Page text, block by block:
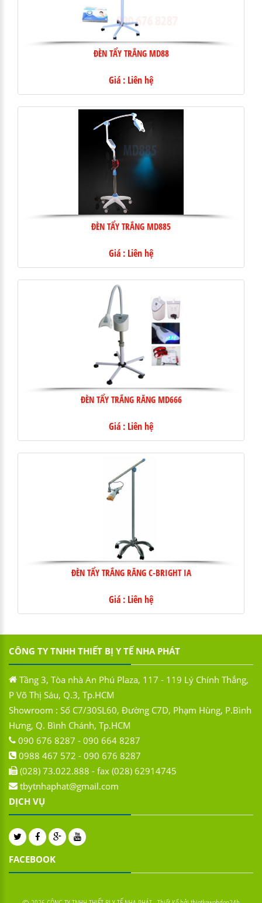
ĐÈN TẨY TRẮNG MD88
Giá : Liên hệ
ĐÈN TẨY TRẮNG MD885
Giá : Liên hệ
ĐÈN TẨY TRẮNG RĂNG MD666
Giá : Liên hệ
ĐÈN TẨY TRẮNG RĂNG C-BRIGHT IA
Giá : Liên hệ
CÔNG TY TNHH THIẾT BỊ Y TẾ NHA PHÁT
Tầng 3, Tòa nhà An Phú Plaza, 117 - 119 Lý Chính Thắng,
P Võ Thị Sáu, Q.3, Tp.HCM
Showroom : Số C7/30SL60, Đường C7D, Phạm Hùng, P.Bình
Hưng, Q. Bình Chánh, Tp.HCM
090 676 8287 - 090 664 8287
0988 467 572 - 090 676 8287
(028) 73.022.888 - fax (028) 62914745
tbytnhaphat@gmail.com
DỊCH VỤ
FACEBOOK